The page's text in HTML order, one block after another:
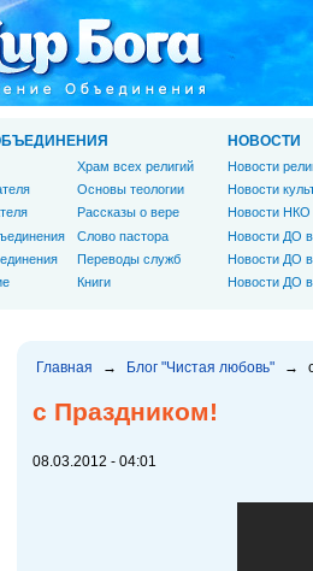
Главная → Блог "Чистая любовь" →
с Праздником!
08.03.2012 - 04:01
Храм всех религий
Основы теологии
Рассказы о вере
Слово пастора
Переводы служб
Книги
НОВОСТИ
Новости
Новости
Новости НКО
Новости ДО
Новости ДО
Новости ДО